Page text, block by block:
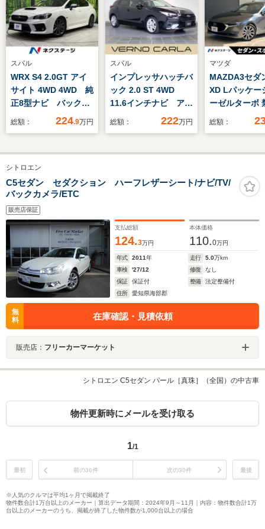
スバル
WRX S4 2.0GT アイ
サイト 4WD 4WD 純
正8型ナビ バックカ
メラ アイサイトセイ
レザーシート 前席シ
ートヒーター ドラレ
コ コーナーセンサ
ー スマートキー
LEDヘッド 純正18
インチAW
総額： 224.9万円
スバル
インプレッサハッチバ
ック 2.0 ST 4WD
11.6インチナビ アイ
サイト 全方位カメ
ステアリングヒータ
ト スマートキー 純
総額： 222万円
マツダ
MAZDA3セダ
XD Lパッケー
ーゼルターボ
車 スマート
BOSEサウン
ズ 車線逸脱
ッドライト
ト パワーシ
ツダコネクト
総額：
シトロエン
C5セダン セダクション ハーフレザーシート/ナビ/TV/
バックカメラ/ETC
販売店保証
支払総額
124.3万円
本体価格
110.0万円
年式 2011年 走行 5.0万km
車検
'27/12 修復
なし
保証
保証付 整備
法定整備付
住所
愛知県海部郡
無
料
在庫確認・見積依頼
販売店： フリーカーマーケット
シトロエン C5セダン パール［真珠］（全国）の中古車
物件更新時にメールを受け取る
1/1
最初 前の30件 次の30件 最後
※人気のクルマは平均1ヶ月で掲載終了
物件数合計1万台以上のメーカー｜算出データ期間：2024年9月～11月｜内容：物件数合計1万
台以上のメーカーのうち、掲載が終了した物件数が1,000台以上の場合